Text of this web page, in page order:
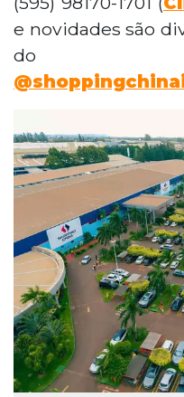
e novidades são
do